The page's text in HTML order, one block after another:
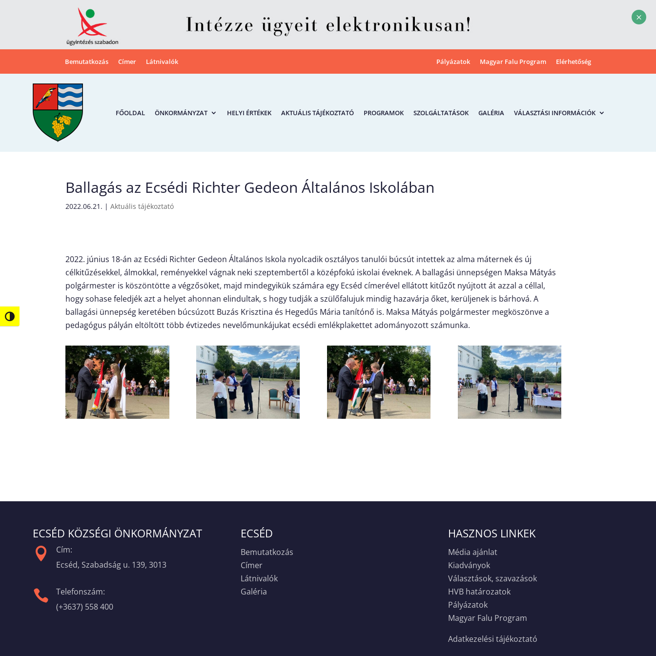
Nagy kontraszt váltása
M
Bemutatkozás Címer Látnivalók Pályázatok Magyar Falu Program Elérhetőség
FŐOLDAL ÖNKORMÁNYZAT HELYI ÉRTÉKEK AKTUÁLIS TÁJÉKOZTATÓ PROGRAMOK SZOLGÁLTATÁSOK GALÉRIA VÁLASZTÁSI INFORMÁCIÓK
Ballagás az Ecsédi Richter Gedeon Általános Iskolában
2022.06.21. |Aktuális tájékoztató
2022. június 18-án az Ecsédi Richter Gedeon Általános Iskola nyolcadik osztályos tanulói búcsút intettek az alma máternek és új
célkitűzésekkel, álmokkal, reményekkel vágnak neki szeptembertől a középfokú iskolai éveknek. A ballagási ünnepségen Maksa Mátyás
polgármester is köszöntötte a végzősöket, majd mindegyikük számára egy Ecséd címerével ellátott kitűzőt nyújtott át azzal a céllal,
hogy sohase feledjék azt a helyet ahonnan elindultak, s hogy tudják a szülőfalujuk mindig hazavárja őket, kerüljenek is bárhová. A
ballagási ünnepség keretében búcsúzott Buzás Krisztina és Hegedűs Mária tanítónő is. Maksa Mátyás polgármester megköszönve a
pedagógus pályán eltöltött több évtizedes nevelőmunkájukat ecsédi emlékplakettet adományozott számunka.
ECSÉD KÖZSÉGI ÖNKORMÁNYZAT

Cím:
Ecséd, Szabadság u. 139, 3013

Telefonszám:
(+3637) 558 400
ECSÉD
Bemutatkozás
Címer
Látnivalók
Galéria
HASZNOS LINKEK
Média ajánlat
Kiadványok
Választások, szavazások
HVB határozatok
Pályázatok
Magyar Falu Program
Adatkezelési tájékoztató